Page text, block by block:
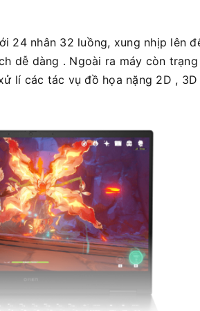
24 nhân 32 luồng, xung nhịp lên
dễ dàng . Ngoài ra máy còn trạng
lí các tác vụ đồ họa nặng 2D ,